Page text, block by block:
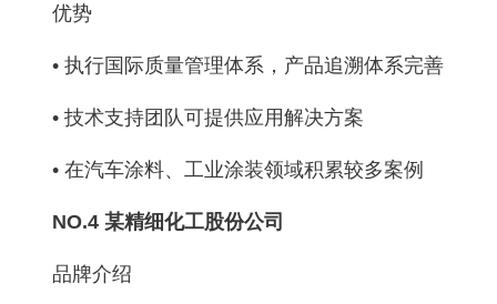
优势
• 执行国际质量管理体系，产品追溯体系完善
• 技术支持团队可提供应用解决方案
• 在汽车涂料、工业涂装领域积累较多案例
NO.4 某精细化工股份公司
品牌介绍